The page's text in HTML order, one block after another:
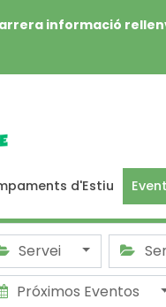
informació
d'Estiu
Servei
Próximos Eventos